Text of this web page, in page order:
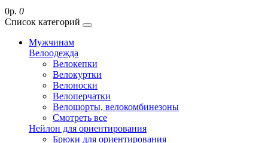
0р. 0
Список категорий
Мужчинам
Велоодежда
Велокепки
Велокуртки
Велоноски
Велоперчатки
Велошорты, велокомбинезоны
Смотреть все
Нейлон для ориентирования
Брюки для ориентирования